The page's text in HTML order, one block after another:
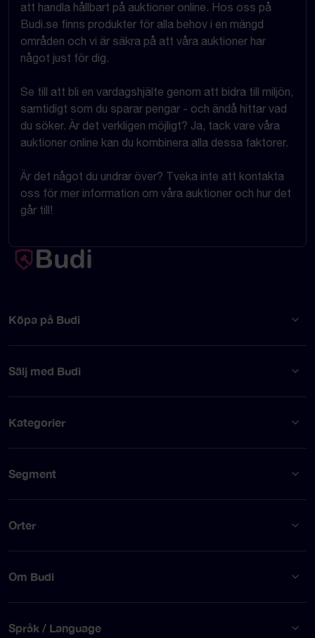
att handla hållbart på auktioner online. Hos oss på
Budi.se finns produkter för alla behov i en mängd
områden och vi är säkra på att våra auktioner har
något just för dig.
Se till att bli en vardagshjälte genom att bidra till miljön,
samtidigt som du sparar pengar - och ändå hittar vad
du söker. Är det verkligen möjligt? Ja, tack vare våra
auktioner online kan du kombinera alla dessa faktorer.
Är det något du undrar över? Tveka inte att kontakta
oss för mer information om våra auktioner och hur det
går till!
Köpa på Budi
Sälj med Budi
Kategorier
Segment
Orter
Om Budi
Språk / Language